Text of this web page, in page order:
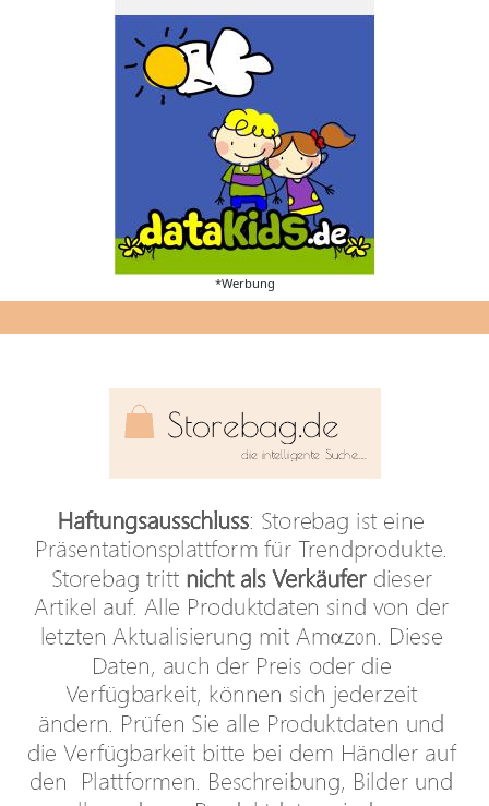
*Werbung